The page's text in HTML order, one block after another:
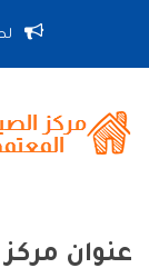
عنوان